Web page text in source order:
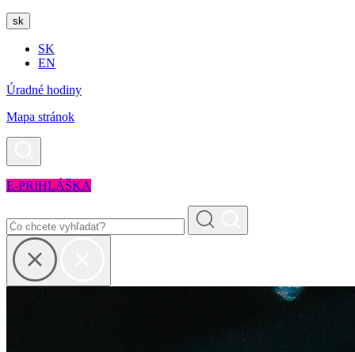
sk
SK
EN
Úradné hodiny
Mapa stránok
E-PRIHLÁŠKA